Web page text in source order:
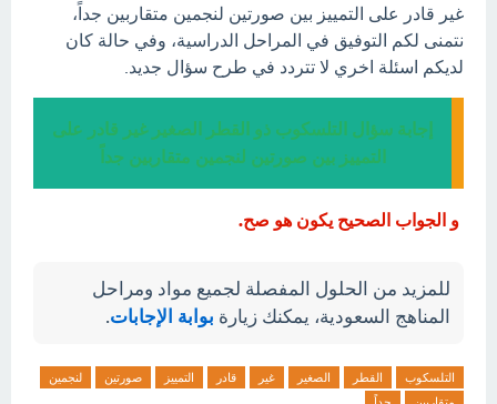
غير قادر على التمييز بين صورتين لنجمين متقاربين جداً،
نتمنى لكم التوفيق في المراحل الدراسية، وفي حالة كان
لديكم اسئلة اخري لا تتردد في طرح سؤال جديد.
إجابة سؤال التلسكوب ذو القطر الصغير غير قادر على
التمييز بين صورتين لنجمين متقاربين جداً
و الجواب الصحيح يكون هو صح.
للمزيد من الحلول المفصلة لجميع مواد ومراحل
المناهج السعودية، يمكنك زيارة بوابة الإجابات.
التلسكوب القطر الصغير غير قادر التمييز صورتين
لنجمين